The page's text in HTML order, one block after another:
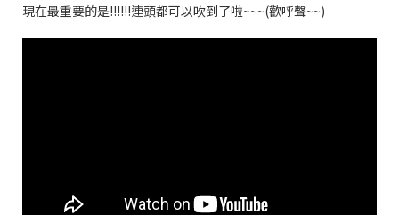
現在最重要的是!!!!!!連頭都可以吹到了啦~~~(歡呼聲~~)